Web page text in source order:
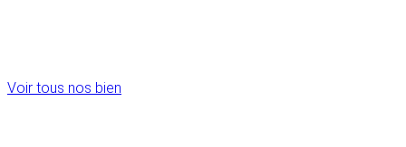
Voir tous nos bien